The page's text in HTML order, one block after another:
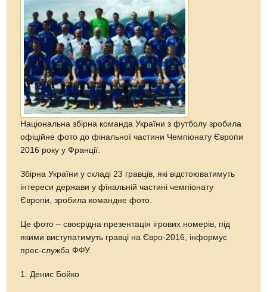
Національна збірна команда України з футболу зробила
офіційне фото до фінальної частини Чемпіонату Європи
2016 року у Франції.
Збірна України у складі 23 гравців, які відстоюватимуть
інтереси держави у фінальній частині чемпіонату
Європи, зробила командне фото.
Це фото – своєрідна презентація ігрових номерів, під
якими виступатимуть гравці на Євро-2016, інформує
прес-служба ФФУ.
1. Денис Бойко